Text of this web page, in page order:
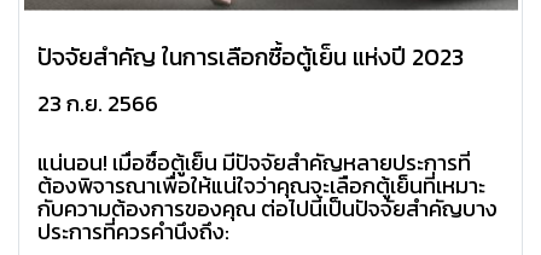
ปัจจัยสำคัญ ในการเลือกซื้อตู้เย็น แห่งปี 2023
23 ก.ย. 2566
แน่นอน! เมื่อซื้อตู้เย็น มีปัจจัยสำคัญหลายประการที่
ต้องพิจารณาเพื่อให้แน่ใจว่าคุณจะเลือกตู้เย็นที่เหมาะ
กับความต้องการของคุณ ต่อไปนี้เป็นปัจจัยสำคัญบาง
ประการที่ควรคำนึงถึง: